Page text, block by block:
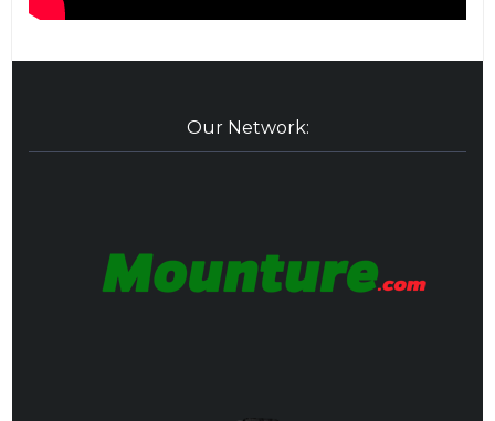
Our Network: